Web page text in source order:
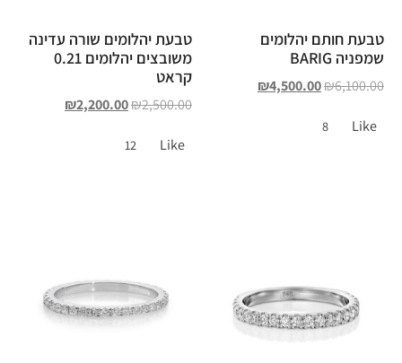
טבעת חותם יהלומים
שמפניה BARIG
₪6,100.00
₪4,500.00
Like
8
טבעת יהלומים שורה עדינה
משובצים יהלומים 0.21
קראט
₪2,500.00
₪2,200.00
Like
12